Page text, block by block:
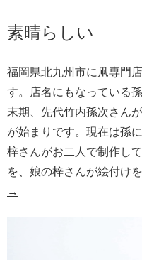
素晴らしい
福岡県北九州市に凧専門
す。店名にもなっている
末期、先代竹内孫次さん
が始まりです。現在は孫
梓さんがお二人で制作し
を、娘の梓さんが絵付け
→